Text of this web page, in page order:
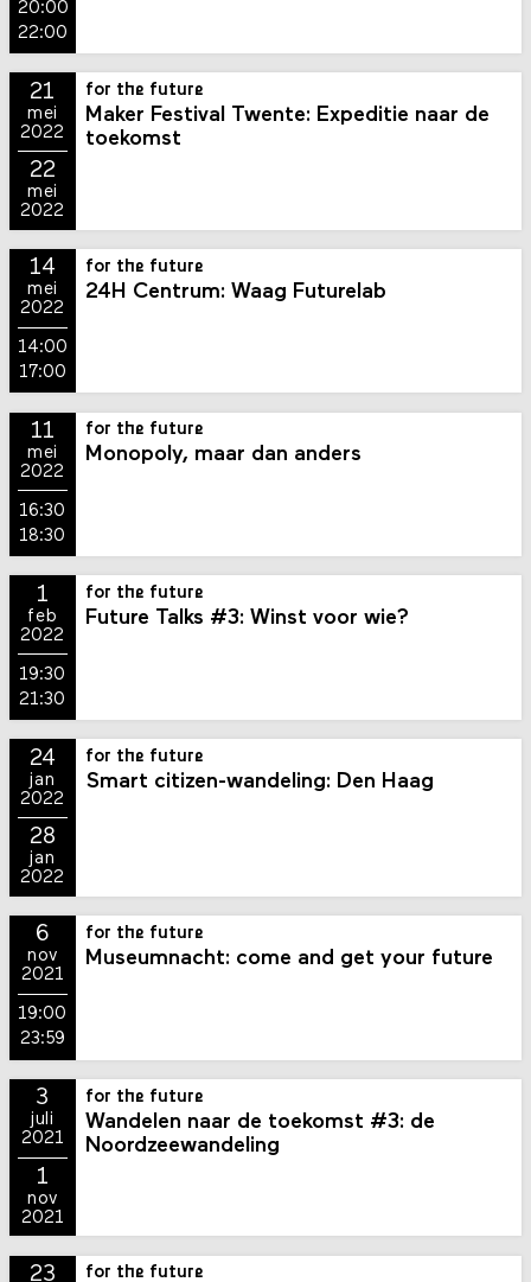
20:00
22:00
21
mei
2022
22
mei
2022
for the future
Maker Festival Twente: Expeditie naar de
toekomst
14
mei
2022
14:00
17:00
for the future
24H Centrum: Waag Futurelab
11
mei
2022
16:30
18:30
for the future
Monopoly, maar dan anders
1
feb
2022
19:30
21:30
for the future
Future Talks #3: Winst voor wie?
24
jan
2022
28
jan
2022
for the future
Smart citizen-wandeling: Den Haag
6
nov
2021
19:00
23:59
for the future
Museumnacht: come and get your future
3
juli
2021
1
nov
2021
for the future
Wandelen naar de toekomst #3: de
Noordzeewandeling
23 for the future